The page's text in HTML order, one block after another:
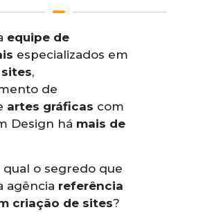
equipe de
especializados em
,
de
artes gráficas com
Design há mais de
qual o segredo que
agência referência
criação de sites?